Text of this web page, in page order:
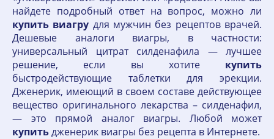
найдете подробный ответ на вопрос, можно ли
купить виагру для мужчин без рецептов врачей.
Дешевые аналоги виагры, в частности:
универсальный цитрат силденафила — лучшее
решение, если вы хотите купить
быстродействующие таблетки для эрекции.
Дженерик, имеющий в своем составе действующее
вещество оригинального лекарства – силденафил,
— это прямой аналог виагры. Любой может
купитьдженерик виагры без рецепта в Интернете.